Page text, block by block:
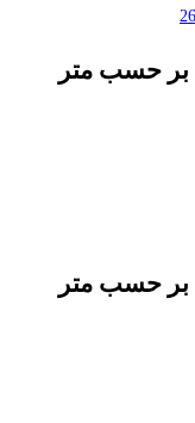
بر حسب متر
بر حسب متر